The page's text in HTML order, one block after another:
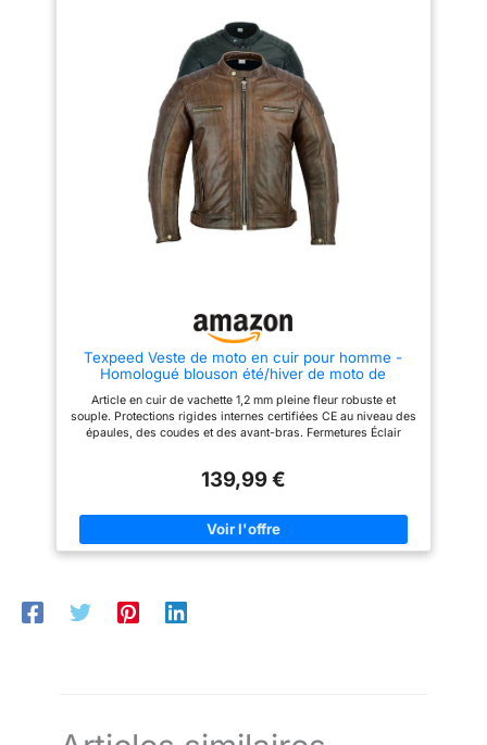
diamant qui offrent un superbe
aspect matelassé. 2 poches sur
la doublure fixe, gilet amovible
et 2 poches mains avec
fermeture éclair.
Texpeed Veste de moto en cuir pour homme -
Homologué blouson été/hiver de moto de
(EN 1621-1) Design cousu matelassé -
Brun/Marron - M
Article en cuir de vachette 1,2 mm pleine fleur robuste et
souple. Protections rigides internes certifiées CE au niveau des
épaules, des coudes et des avant-bras. Fermetures Éclair
avec fermeture Éclair pour l'hiver. Partie élastique au niveau
raccorder avec le pantalon (des deux côtés) Poches intérieures
pour plus de capacité de rangement.
139,99 €